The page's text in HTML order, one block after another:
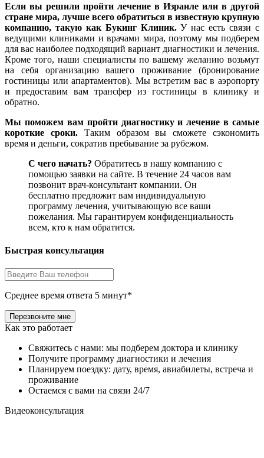
Если вы решили пройти лечение в Израиле или в другой
стране мира, лучше всего обратиться в известную крупную
компанию, такую как Букинг Клиник.У нас есть связи с
ведущими клиниками и врачами мира, поэтому мы подберем
для вас наиболее подходящий вариант диагностики и лечения.
Кроме того, наши специалисты по вашему желанию возьмут
на себя организацию вашего проживание (бронирование
гостиницы или апартаментов). Мы встретим вас в аэропорту
и предоставим вам трансфер из гостиницы в клинику и
обратно.
Мы поможем вам пройти диагностику и лечение в самые
короткие сроки.Таким образом вы сможете сэкономить
время и деньги, сократив пребывание за рубежом.
С чего начать? Обратитесь в нашу компанию с
помощью заявки на сайте. В течение 24 часов вам
позвонит врач-консультант компании. Он
бесплатно предложит вам индивидуальную
программу лечения, учитывающую все ваши
пожелания. Мы гарантируем конфиденциальность
всем, кто к нам обратится.
Быстрая консультация
Среднее время ответа 5 минут*
Как это работает
Свяжитесь с нами: мы подберем доктора и клинику
Получите программу диагностики и лечения
Планируем поездку: дату, время, авиабилеты, встреча и
проживание
Остаемся с вами на связи 24/7
Видеоконсультация